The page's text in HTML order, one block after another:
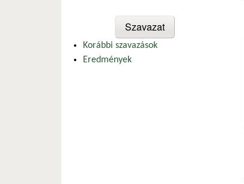
Korábbi szavazások
Eredmények